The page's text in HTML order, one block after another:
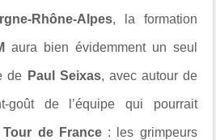
Rhône-Alpes, la formation
aura bien évidemment un seul
de Paul Seixas, avec autour de
goût de l’équipe qui pourrait
Tour de France: les grimpeurs